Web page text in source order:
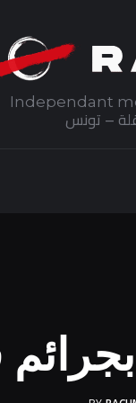
Independant
– تونس